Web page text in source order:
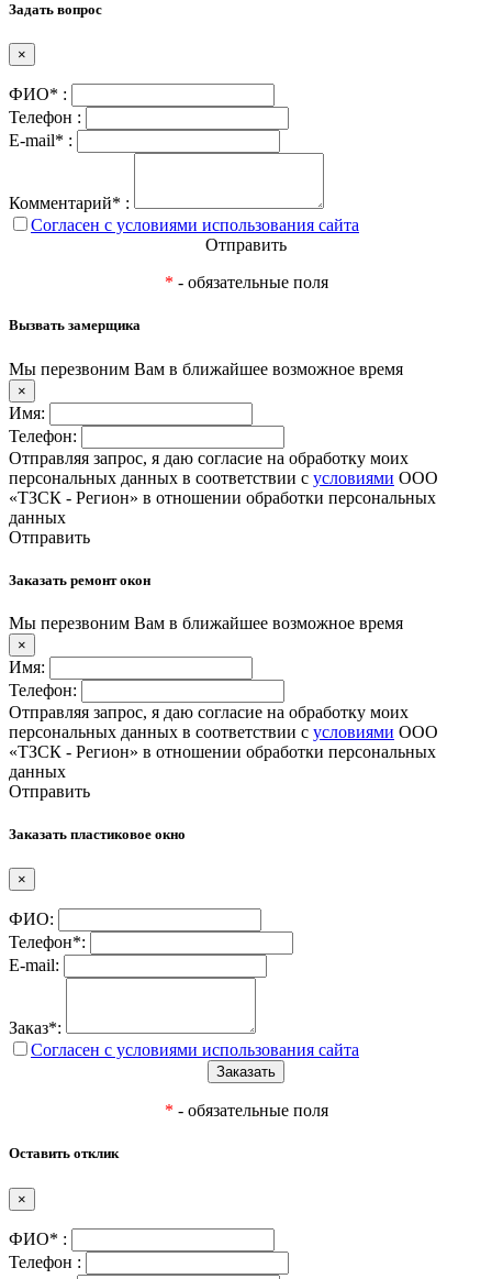
Задать вопрос
×
ФИО* :
Телефон :
E-mail* :
Комментарий* :
Согласен с условиями использования сайта
Отправить
* - обязательные поля
Вызвать замерщика
Мы перезвоним Вам в ближайшее возможное время
×
Имя:
Телефон:
Отправляя запрос, я даю согласие на обработку моих
персональных данных в соответствии с условиями ООО
«ТЗСК - Регион» в отношении обработки персональных
данных
Отправить
Заказать ремонт окон
Мы перезвоним Вам в ближайшее возможное время
×
Имя:
Телефон:
Отправляя запрос, я даю согласие на обработку моих
персональных данных в соответствии с условиями ООО
«ТЗСК - Регион» в отношении обработки персональных
данных
Отправить
Заказать пластиковое окно
×
ФИО:
Телефон*:
E-mail:
Заказ*:
Согласен с условиями использования сайта
* - обязательные поля
Оставить отклик
×
ФИО* :
Телефон :